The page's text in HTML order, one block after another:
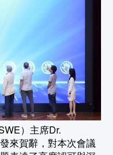
）主席Dr.
來賀辭，對本次會議